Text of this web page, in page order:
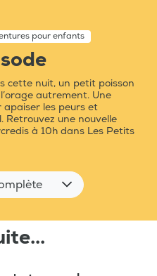
pour enfants
cette nuit, un petit poisson
autrement. Une
apaiser les peurs et
Retrouvez une nouvelle
à 10h dans Les Petits